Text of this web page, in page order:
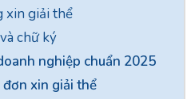
xin giải thể
chữ ký
nghiệp chuẩn 2025
xin giải thể